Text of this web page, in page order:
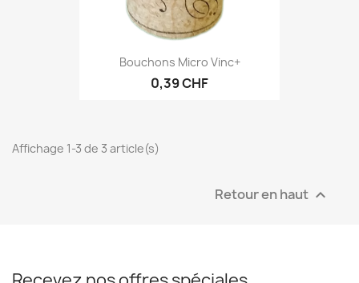
Bouchons Micro Vinc+
0,39 CHF
Affichage 1-3 de 3 article(s)
Retour en haut 